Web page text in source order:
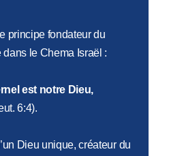
principe fondateur du
dans le Chema Israël :
est notre Dieu,
6:4).
Dieu unique, créateur du